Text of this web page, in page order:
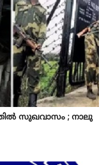
സുഖവാസം ; നാലു